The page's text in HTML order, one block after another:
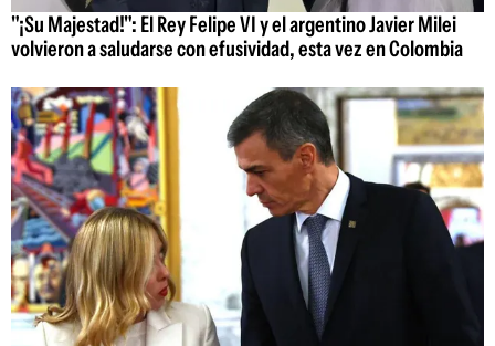
"¡Su Majestad!": El Rey Felipe VI y el argentino Javier Milei
volvieron a saludarse con efusividad, esta vez en Colombia